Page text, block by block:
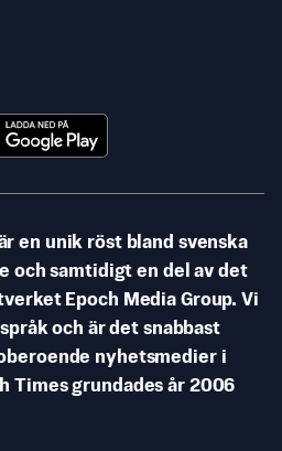
en unik röst bland svenska
och samtidigt en del av det
Epoch Media Group. Vi
och är det snabbast
nyhetsmedier i
Times grundades år 2006